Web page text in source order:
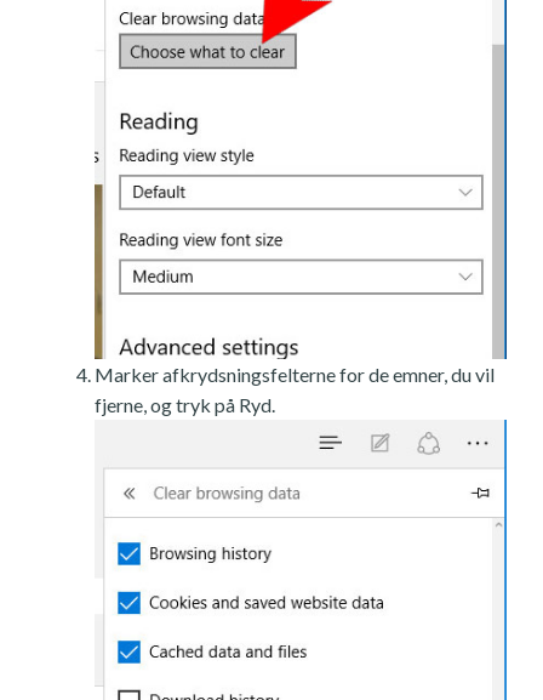
Marker afkrydsningsfelterne for de emner, du vil
fjerne, og tryk på Ryd.